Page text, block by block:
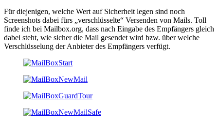
Für diejenigen, welche Wert auf Sicherheit legen sind noch
Screenshots dabei fürs „verschlüsselte“ Versenden von Mails. Toll
finde ich bei Mailbox.org, dass nach Eingabe des Empfängers gleich
dabei steht, wie sicher die Mail gesendet wird bzw. über welche
Verschlüsselung der Anbieter des Empfängers verfügt.